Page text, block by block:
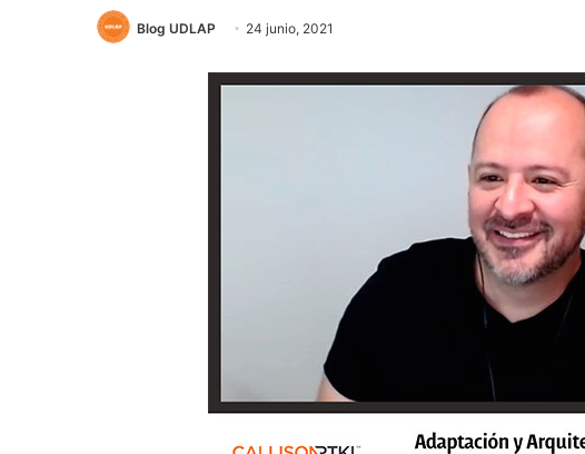
Blog UDLAP 24 junio, 2021